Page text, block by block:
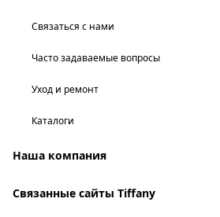
Связаться с нами
Часто задаваемые вопросы
Уход и ремонт
Каталоги
Наша компания
Связанные сайты Tiffany